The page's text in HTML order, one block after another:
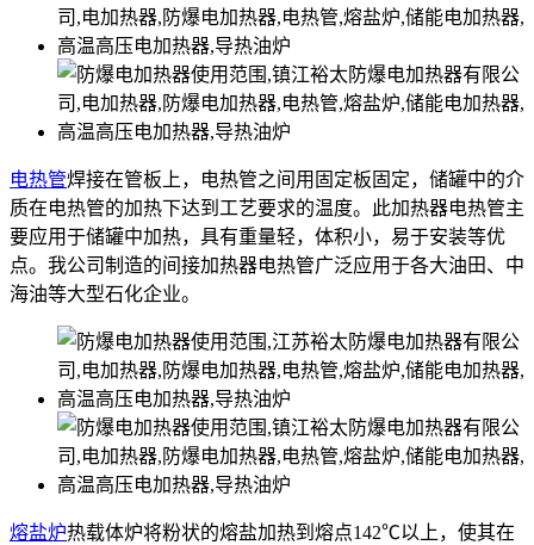
电热管焊接在管板上，电热管之间用固定板固定，储罐中的介
质在电热管的加热下达到工艺要求的温度。此加热器电热管主
要应用于储罐中加热，具有重量轻，体积小，易于安装等优
点。我公司制造的间接加热器电热管广泛应用于各大油田、中
海油等大型石化企业。
熔盐炉热载体炉将粉状的熔盐加热到熔点142℃以上，使其在